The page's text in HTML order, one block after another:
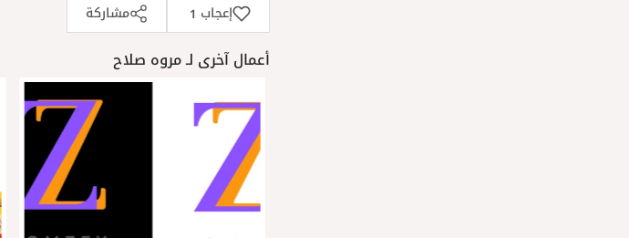
إعجاب 1 مشاركة
أعمال آخرى لـ مروه صلاح